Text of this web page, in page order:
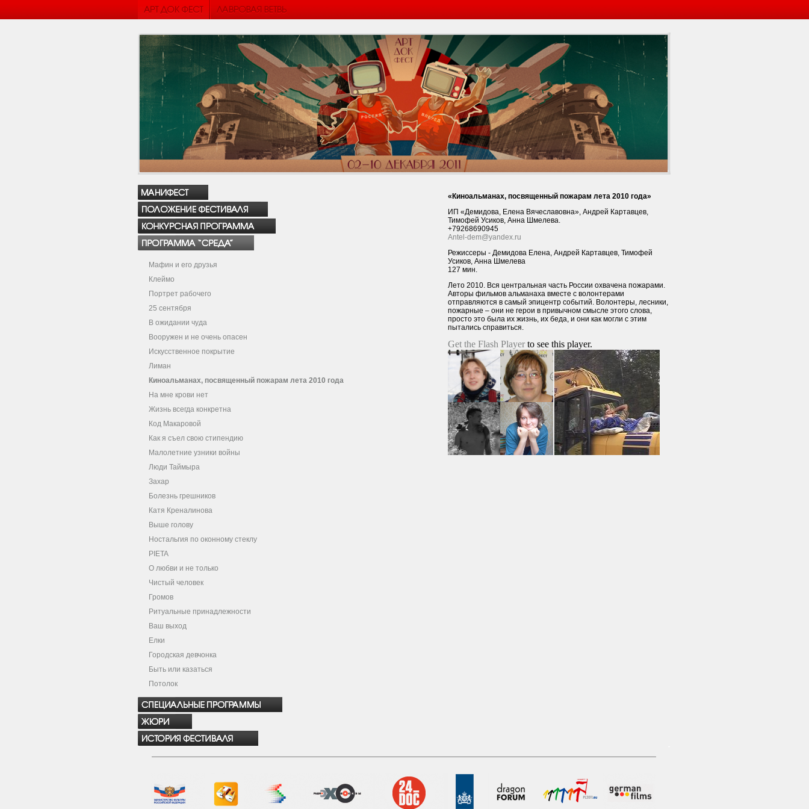
Мафин и его друзья
Клеймо
Портрет рабочего
25 сентября
В ожидании чуда
Вооружен и не очень опасен
Искусственное покрытие
Лиман
Киноальманах, посвященный пожарам лета 2010 года
На мне крови нет
Жизнь всегда конкретна
Код Макаровой
Как я съел свою стипендию
Малолетние узники войны
Люди Таймыра
Захар
Болезнь грешников
Катя Креналинова
Выше голову
Ностальгия по оконному стеклу
PIETA
О любви и не только
Чистый человек
Громов
Ритуальные принадлежности
Ваш выход
Елки
Городская девчонка
Быть или казаться
Потолок
«Киноальманах, посвященный пожарам лета 2010 года»
ИП «Демидова, Елена Вячеславовна», Андрей Картавцев,
Тимофей Усиков, Анна Шмелева.
+79268690945
Antel-dem@yandex.ru
Режиссеры - Демидова Елена, Андрей Картавцев, Тимофей
Усиков, Анна Шмелева
127 мин.
Лето 2010. Вся центральная часть России охвачена пожарами.
Авторы фильмов альманаха вместе с волонтерами
отправляются в самый эпицентр событий. Волонтеры, лесники,
пожарные – они не герои в привычном смысле этого слова,
просто это была их жизнь, их беда, и они как могли с этим
пытались справиться.
Get the Flash Player to see this player.